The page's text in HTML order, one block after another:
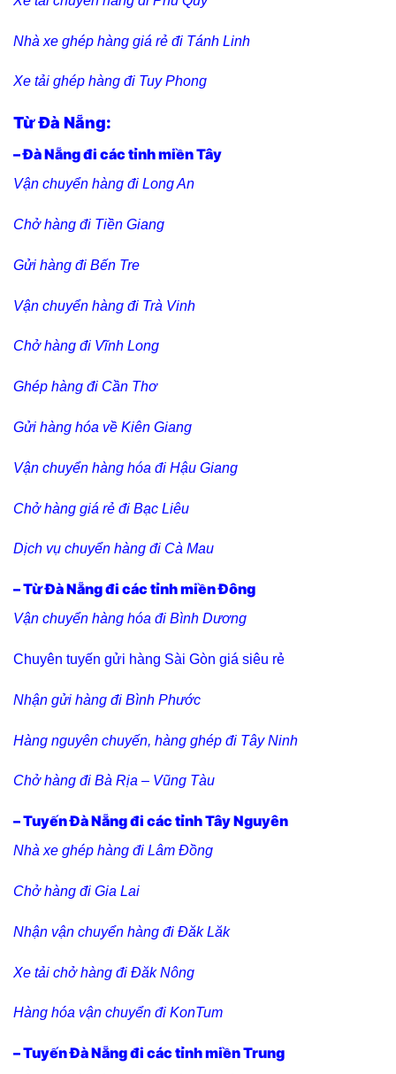
Nhà xe ghép hàng giá rẻ đi Tánh Linh
Xe tải ghép hàng đi Tuy Phong
Từ Đà Nẵng:
– Đà Nẵng đi các tỉnh miền Tây
Vận chuyển hàng đi Long An
Chở hàng đi Tiền Giang
Gửi hàng đi Bến Tre
Vận chuyển hàng đi Trà Vinh
Chở hàng đi Vĩnh Long
Ghép hàng đi Cần Thơ
Gửi hàng hóa về Kiên Giang
Vận chuyển hàng hóa đi Hậu Giang
Chở hàng giá rẻ đi Bạc Liêu
Dịch vụ chuyển hàng đi Cà Mau
– Từ Đà Nẵng đi các tỉnh miền Đông
Vận chuyển hàng hóa đi Bình Dương
Chuyên tuyến gửi hàng Sài Gòn giá siêu rẻ
Nhận gửi hàng đi Bình Phước
Hàng nguyên chuyến, hàng ghép đi Tây Ninh
Chở hàng đi Bà Rịa – Vũng Tàu
– Tuyến Đà Nẵng đi các tỉnh Tây Nguyên
Nhà xe ghép hàng đi Lâm Đồng
Chở hàng đi Gia Lai
Nhận vận chuyển hàng đi Đăk Lăk
Xe tải chở hàng đi Đăk Nông
Hàng hóa vận chuyển đi KonTum
– Tuyến Đà Nẵng đi các tỉnh miền Trung